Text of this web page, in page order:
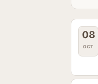
08
OCT